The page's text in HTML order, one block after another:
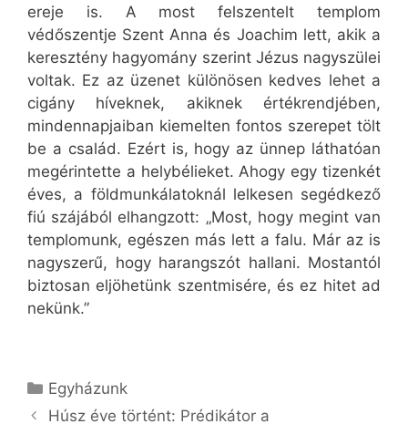
ereje is. A most felszentelt templom
védőszentje Szent Anna és Joachim lett, akik a
keresztény hagyomány szerint Jézus nagyszülei
voltak. Ez az üzenet különösen kedves lehet a
cigány híveknek, akiknek értékrendjében,
mindennapjaiban kiemelten fontos szerepet tölt
be a család. Ezért is, hogy az ünnep láthatóan
megérintette a helybélieket. Ahogy egy tizenkét
éves, a földmunkálatoknál lelkesen segédkező
fiú szájából elhangzott: „Most, hogy megint van
templomunk, egészen más lett a falu. Már az is
nagyszerű, hogy harangszót hallani. Mostantól
biztosan eljöhetünk szentmisére, és ez hitet ad
nekünk.”
Kategória
Egyházunk
Húsz éve történt: Prédikátor a